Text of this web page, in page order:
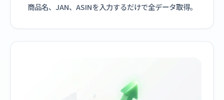
商品名、JAN、ASINを入力するだけで全データ取得。